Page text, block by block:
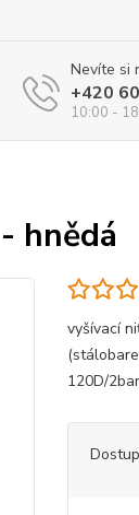
Nevíte si
+420
10:00 -
hnědá
vyšívací
120D/